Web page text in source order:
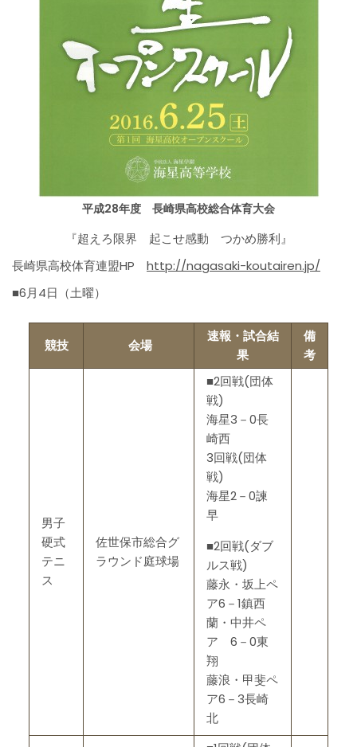
平成28年度 長崎県高校総合体育大会
『超えろ限界 起こせ感動 つかめ勝利』
長崎県高校体育連盟HP http://nagasaki-koutairen.jp/
■6月4日（土曜）
競技 会場
速報・試合結
果
備
考
男子
硬式
テニ
ス
佐世保市総合グ
ラウンド庭球場
■2回戦(団体
戦)
海星3－0長
崎西
3回戦(団体
戦)
海星2－0諫
早
■2回戦(ダブ
ルス戦)
藤永・坂上ペ
ア6－1鎮西
蘭・中井ペ
ア 6－0東
翔
藤浪・甲斐ペ
ア6－3長崎
北